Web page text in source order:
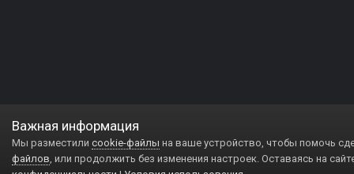
Важная информация
Мы разместили cookie-файлы на ваше устройство, чтобы помочь
файлов, или продолжить без изменения настроек. Оставаясь на